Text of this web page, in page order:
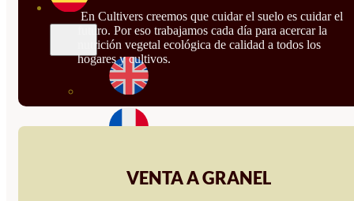
En Cultivers creemos que cuidar el suelo es cuidar el
futuro. Por eso trabajamos cada día para acercar la
nutrición vegetal ecológica de calidad a todos los
hogares y cultivos.
VENTA A GRANEL